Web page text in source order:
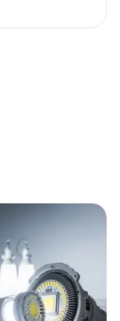
de juiste
te weinig licht.
ertoe
led vindt voor uw